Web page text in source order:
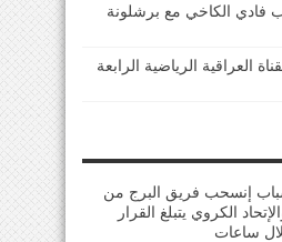
فادي الكاخي مع برشلونة
العراقية الرياضية الرابعة
إنسحب فريق البرج من
الكروي يتبلغ القرار
ساعات